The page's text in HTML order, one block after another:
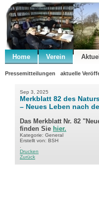
Home Verein
Pressemitteilungen aktuelle
Sep 3, 2025
Merkblatt 82 des
– Neues Leben nach
Das Merkblatt Nr. 82
finden Sie hier.
Kategorie: General
Erstellt von: BSH
Drucken
Zurück